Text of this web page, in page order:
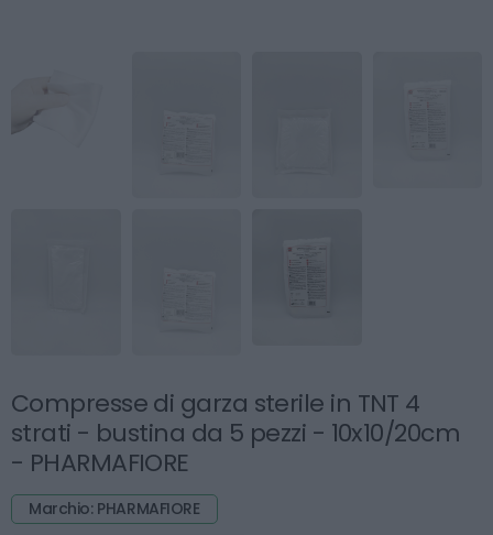
Compresse di garza sterile in TNT 4
strati - bustina da 5 pezzi - 10x10/20cm
- PHARMAFIORE
Marchio: PHARMAFIORE